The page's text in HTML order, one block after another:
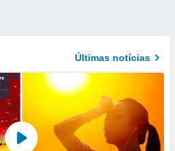
Últimas notícias